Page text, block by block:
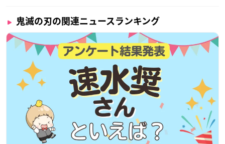
鬼滅の刃の関連ニュースランキング